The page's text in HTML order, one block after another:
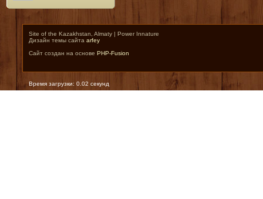
Site of the Kazakhstan, Almaty | Power Innature
Дизайн темы сайта arfey
Сайт создан на основе PHP-Fusion
Время загрузки: 0.02 секунд